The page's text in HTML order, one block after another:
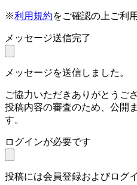
※利用規約をご確認の上ご利
メッセージ送信完了
メッセージを送信しました。
ご協力いただきありがとうご
投稿内容の審査のため、公開
す。
ログインが必要です
投稿には会員登録およびログ